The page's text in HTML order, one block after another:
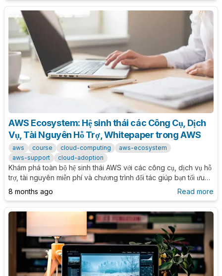
AWS Ecosystem: Hệ sinh thái các Công Cụ, Dịch
Vụ, Tài Nguyên Hỗ Trợ, Whitepaper trong AWS
aws course cloud-computing
aws-ecosystem
aws-support
cloud-adoption
Khám phá toàn bộ hệ sinh thái AWS với các công cụ, dịch vụ hỗ
trợ, tài nguyên miễn phí và chương trình đối tác giúp bạn tối ưu
hóa việc sử dụng AWS và đẩy nhanh quá trình chuyển đổi số.
8 months ago Read more